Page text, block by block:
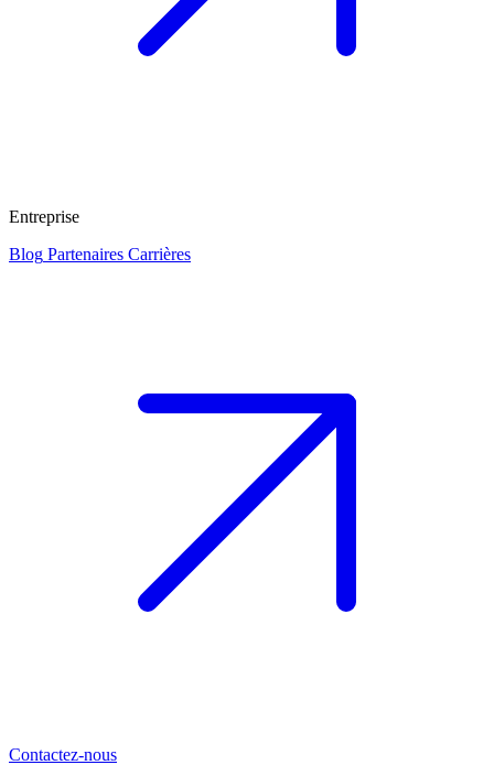
Entreprise
Blog Partenaires Carrières
Contactez-nous